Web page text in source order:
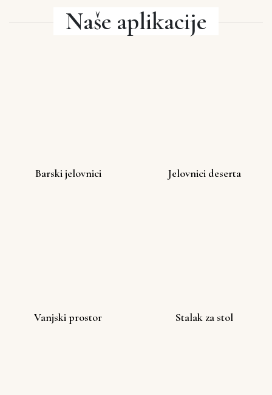
Naše aplikacije
Barski jelovnici Jelovnici deserta
Vanjski prostor Stalak za stol